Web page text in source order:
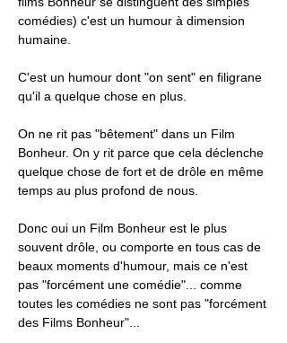
comédies) c'est un humour à dimension
humaine.
C'est un humour dont "on sent" en filigrane
qu'il a quelque chose en plus.
On ne rit pas "bêtement" dans un Film
Bonheur. On y rit parce que cela déclenche
quelque chose de fort et de drôle en même
temps au plus profond de nous.
Donc oui un Film Bonheur est le plus
souvent drôle, ou comporte en tous cas de
beaux moments d'humour, mais ce n'est
pas "forcément une comédie"... comme
toutes les comédies ne sont pas "forcément
des Films Bonheur"...